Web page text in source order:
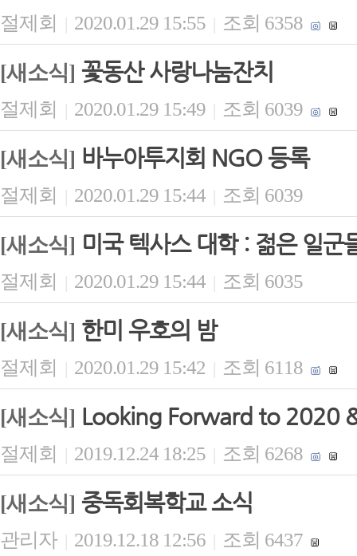
절제회 | 2020.01.29 15:55 | 조회 6358
[새소식] 꽃동산 사랑나눔잔치
절제회 | 2020.01.29 15:49 | 조회 6039
[새소식] 바누아투지회 NGO 등록
절제회 | 2020.01.29 15:44 | 조회 6039
[새소식] 미국 텍사스 대학 : 젊은 일군
절제회 | 2020.01.29 15:44 | 조회 6035
[새소식] 한미 우호의 밤
절제회 | 2020.01.29 15:42 | 조회 6118
[새소식] Looking Forward to 2020
절제회 | 2019.12.24 18:25 | 조회 6268
[새소식] 중독회복학교 소식
관리자 | 2019.12.18 12:56 | 조회 6437